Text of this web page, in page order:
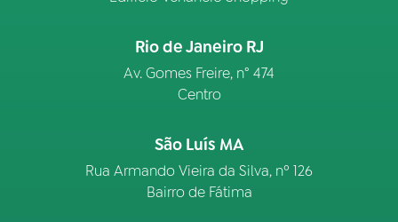
Rio de Janeiro RJ
Av. Gomes Freire, n° 474
Centro
São Luís MA
Rua Armando Vieira da Silva, nº 126
Bairro de Fátima